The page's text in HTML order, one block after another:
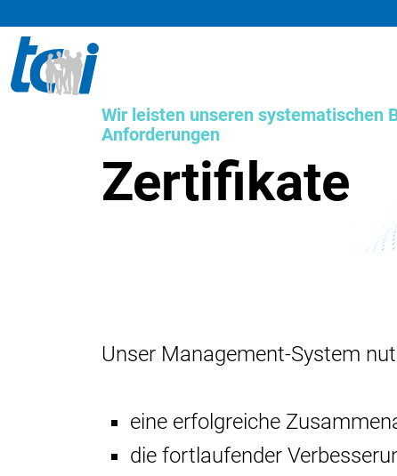
Wir leisten unseren systematischen
Anforderungen
Zertifikate
Unser Management-System
eine erfolgreiche
die fortlaufender